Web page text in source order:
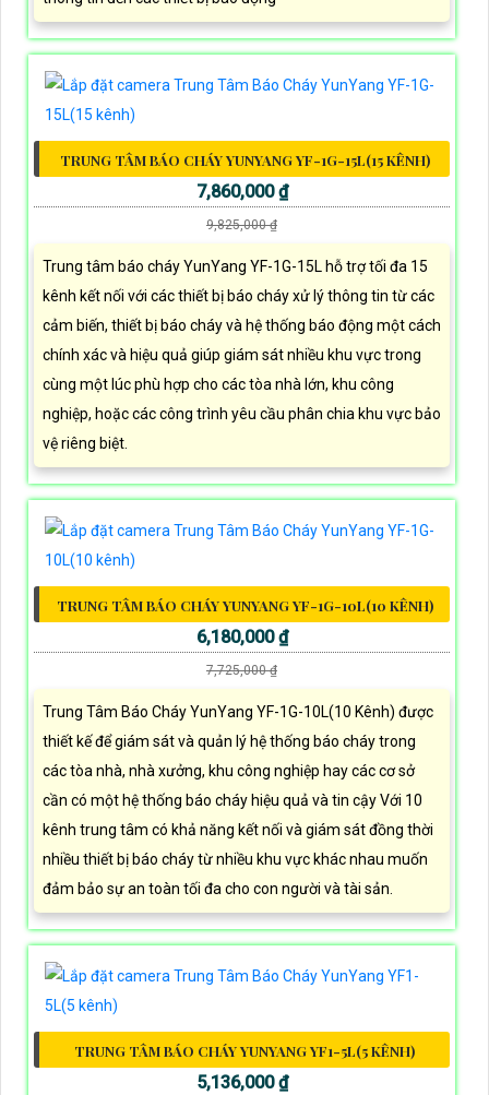
TRUNG TÂM BÁO CHÁY YUNYANG YF-1G-15L(15 KÊNH)
7,860,000 ₫
9,825,000 ₫
Trung tâm báo cháy YunYang YF-1G-15L hỗ trợ tối đa 15
kênh kết nối với các thiết bị báo cháy xử lý thông tin từ các
cảm biến, thiết bị báo cháy và hệ thống báo động một cách
chính xác và hiệu quả giúp giám sát nhiều khu vực trong
cùng một lúc phù hợp cho các tòa nhà lớn, khu công
nghiệp, hoặc các công trình yêu cầu phân chia khu vực bảo
vệ riêng biệt.
TRUNG TÂM BÁO CHÁY YUNYANG YF-1G-10L(10 KÊNH)
6,180,000 ₫
7,725,000 ₫
Trung Tâm Báo Cháy YunYang YF-1G-10L(10 Kênh) được
thiết kế để giám sát và quản lý hệ thống báo cháy trong
các tòa nhà, nhà xưởng, khu công nghiệp hay các cơ sở
cần có một hệ thống báo cháy hiệu quả và tin cậy Với 10
kênh trung tâm có khả năng kết nối và giám sát đồng thời
nhiều thiết bị báo cháy từ nhiều khu vực khác nhau muốn
đảm bảo sự an toàn tối đa cho con người và tài sản.
TRUNG TÂM BÁO CHÁY YUNYANG YF1-5L(5 KÊNH)
5,136,000 ₫